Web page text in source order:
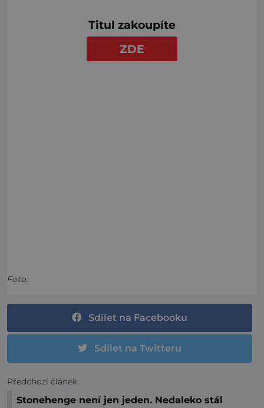
Titul zakoupíte
ZDE
Foto:
Sdílet na Facebooku
Sdílet na Twitteru
Předchozí článek
Stonehenge není jen jeden. Nedaleko stál